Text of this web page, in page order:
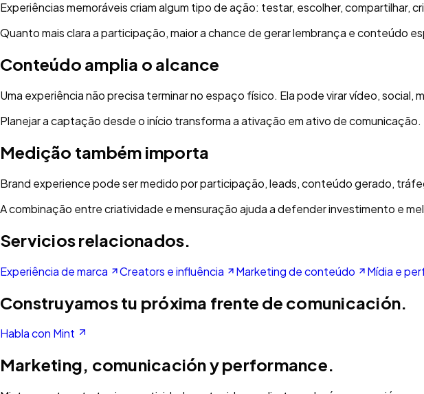
Experiências memoráveis criam algum tipo de ação: testar, escolher, compartilhar,
Quanto mais clara a participação, maior a chance de gerar lembrança e conteúdo
Conteúdo amplia o alcance
Uma experiência não precisa terminar no espaço físico. Ela pode virar vídeo, social,
Planejar a captação desde o início transforma a ativação em ativo de comunicação.
Medição também importa
Brand experience pode ser medido por participação, leads, conteúdo gerado,
A combinação entre criatividade e mensuração ajuda a defender investimento e
Servicios relacionados.
Experiência de marca Creators e influência Marketing de conteúdo Mídia e
Construyamos tu próxima frente de comunicación.
Habla con Mint
Marketing, comunicación y performance.